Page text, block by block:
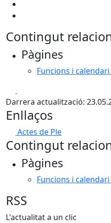
Contingut
Pàgines
Funcions i
Darrera actualització:
Enllaços
Actes de Ple
Contingut
Pàgines
Funcions i
RSS
L'actualitat a un clic